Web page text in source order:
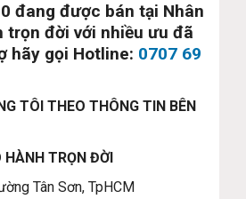
đang được bán tại Nhân
trọn đời với nhiều ưu đã
hãy gọi Hotline: 0707 69
TÔI THEO THÔNG TIN BÊN
TRỌN ĐỜI
Tân Sơn, TpHCM